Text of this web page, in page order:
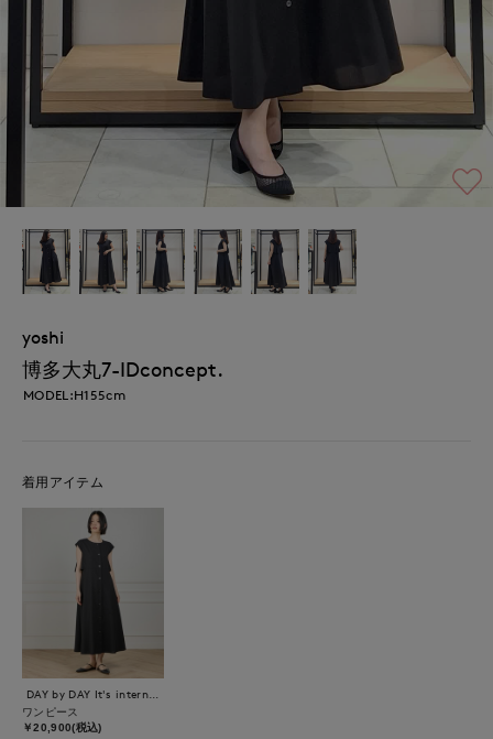
yoshi
博多大丸7-IDconcept.
MODEL:H155cm
着用アイテム
ワンピース
￥20,900(税込)